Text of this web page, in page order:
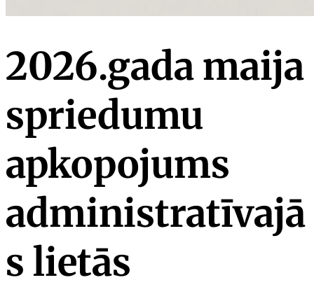
2026.gada maija
spriedumu
apkopojums
administratīvajā
s lietās